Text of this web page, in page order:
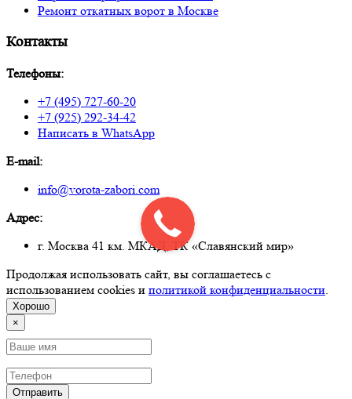
Ремонт откатных ворот в Москве
Контакты
Телефоны:
+7 (495) 727-60-20
+7 (925) 292-34-42
Написать в WhatsApp
E-mail:
info@vorota-zabori.com
Адрес:
г. Москва 41 км. МКАД, ТК «Славянский мир»
Продолжая использовать сайт, вы соглашаетесь с
использованием cookies и политикой конфиденциальности
Хорошо
×
Отправить